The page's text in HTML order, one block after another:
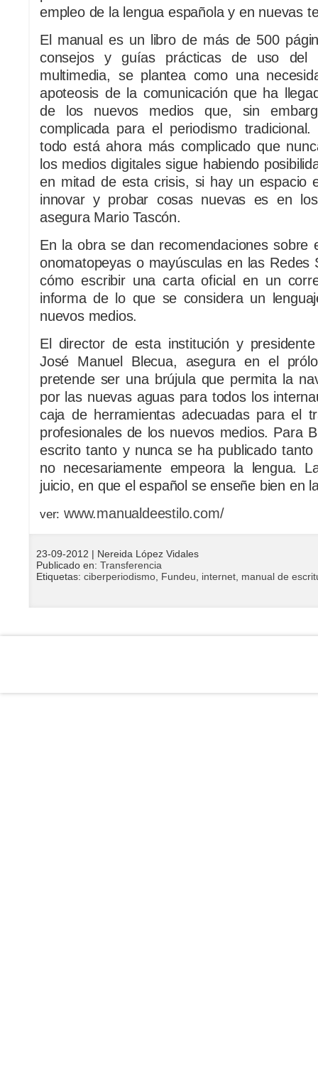
empleo de la lengua española y en nuevas
El manual es un libro de más de 500
consejos y guías prácticas de uso del
multimedia, se plantea como una
apoteosis de la comunicación que ha
de los nuevos medios que, sin
complicada para el periodismo tradicional.
todo está ahora más complicado que
los medios digitales sigue habiendo
en mitad de esta crisis, si hay un espacio
innovar y probar cosas nuevas es en los
asegura Mario Tascón.
En la obra se dan recomendaciones sobre
onomatopeyas o mayúsculas en las Redes
cómo escribir una carta oficial en un
informa de lo que se considera un
nuevos medios.
El director de esta institución y
José Manuel Blecua, asegura en el
pretende ser una brújula que permita la
por las nuevas aguas para todos los
caja de herramientas adecuadas para el
profesionales de los nuevos medios. Para
escrito tanto y nunca se ha publicado tanto
no necesariamente empeora la lengua.
juicio, en que el español se enseñe bien en la
ver: www.manualdeestilo.com/
23-09-2012 | Nereida López Vidales
Publicado en: Transferencia
Etiquetas: ciberperiodismo, Fundeu, internet, manual de